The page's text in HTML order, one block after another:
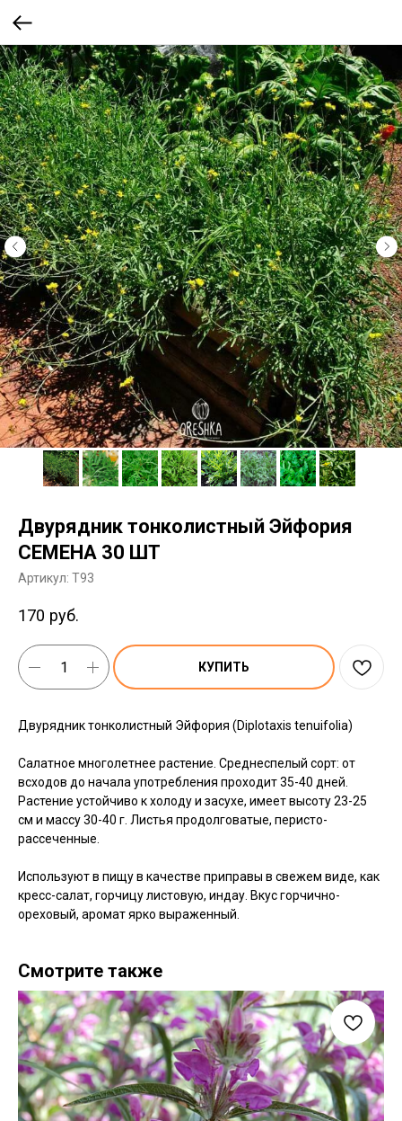
Двурядник тонколистный Эйфория
СЕМЕНА 30 ШТ
Артикул: T93
170 руб.
КУПИТЬ
Двурядник тонколистный Эйфория (Diplotaxis tenuifolia)
Салатное многолетнее растение. Среднеспелый сорт: от
всходов до начала употребления проходит 35-40 дней.
Растение устойчиво к холоду и засухе, имеет высоту 23-25
см и массу 30-40 г. Листья продолговатые, перисто-
рассеченные.
Используют в пищу в качестве приправы в свежем виде, как
кресс-салат, горчицу листовую, индау. Вкус горчично-
ореховый, аромат ярко выраженный.
Смотрите также